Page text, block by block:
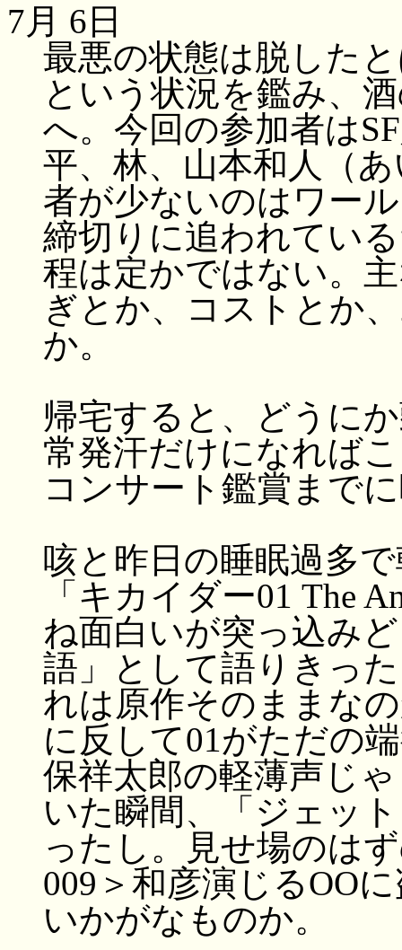
7月 6日
最悪の状態は脱した
という状況を鑑み、
へ。今回の参加者は
平、林、山本和人（
者が少ないのはワー
締切りに追われてい
程は定かではない。
ぎとか、コストとか
か。
帰宅すると、どうに
常発汗だけになれば
コンサート鑑賞まで
咳と昨日の睡眠過多
「キカイダー01 The
ね面白いが突っ込み
語」として語りきっ
れは原作そのままな
に反して01がただの
保祥太郎の軽薄声じ
いた瞬間、「ジェッ
ったし。見せ場のは
009＞和彦演じるOO
いかがなものか。